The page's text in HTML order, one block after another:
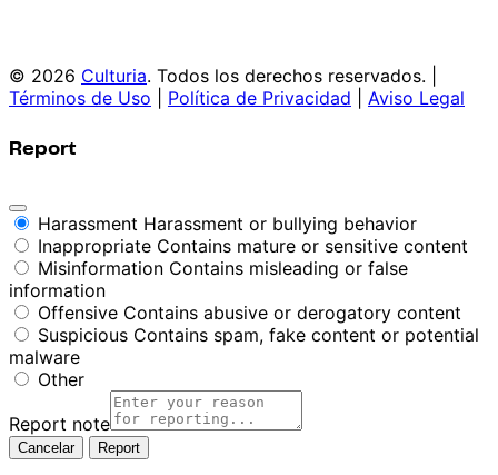
© 2026 Culturia. Todos los derechos reservados. |
Términos de Uso
Política de Privacidad Aviso Legal
Report
Harassment Harassment or bullying behavior
Inappropriate Contains mature or sensitive content
Misinformation Contains misleading or false
information
Offensive Contains abusive or derogatory content
Suspicious Contains spam, fake content or potential
malware
Other
Report note
Report